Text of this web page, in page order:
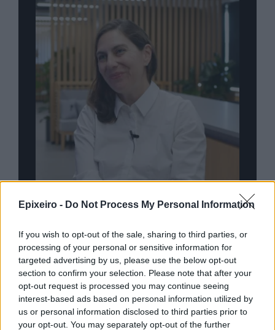
Epixeiro - Do Not Process My Personal Information
If you wish to opt-out of the sale, sharing to third parties, or
processing of your personal or sensitive information for
targeted advertising by us, please use the below opt-out
section to confirm your selection. Please note that after your
opt-out request is processed you may continue seeing
interest-based ads based on personal information utilized by
us or personal information disclosed to third parties prior to
your opt-out. You may separately opt-out of the further
το
Η ομάδα σου μεγαλώνει. Tο
Advertorial